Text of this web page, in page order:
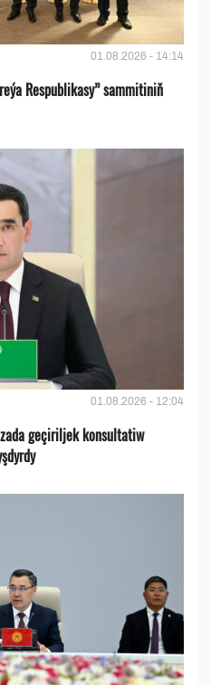
01.08.2026 - 14:14
Respublikasy” sammitiniň
01.08.2026 - 12:04
geçiriljek konsultatiw